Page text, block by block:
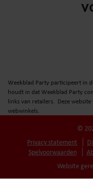
Weekblad Party participeert in
houdt in dat Weekblad Party
links van retailers. Deze
webwinkels.
©
Privacy statement
Spelvoorwaarden
Website